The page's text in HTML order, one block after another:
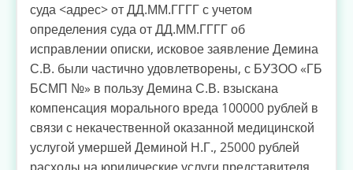
суда <адрес> от ДД.ММ.ГГГГ с учетом
определения суда от ДД.ММ.ГГГГ об
исправлении описки, исковое заявление Демина
С.В. были частично удовлетворены, с БУЗОО «ГБ
БСМП №» в пользу Демина С.В. взыскана
компенсация морального вреда 100000 рублей в
связи с некачественной оказанной медицинской
услугой умершей Деминой Н.Г., 25000 рублей